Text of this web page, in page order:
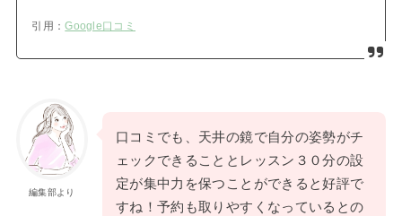
引用：Google口コミ
編集部より
口コミでも、天井の鏡で自分の姿勢がチ
ェックできることとレッスン３０分の設
定が集中力を保つことができると好評で
すね！予約も取りやすくなっているとの